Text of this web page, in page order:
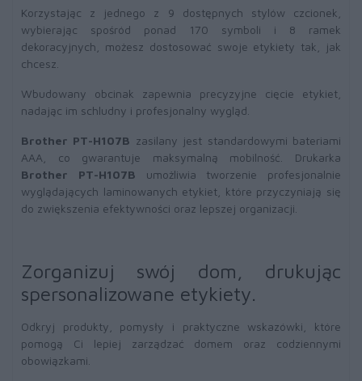
Korzystając z jednego z 9 dostępnych stylów czcionek,
wybierając spośród ponad 170 symboli i 8 ramek
dekoracyjnych, możesz dostosować swoje etykiety tak, jak
chcesz.
Wbudowany obcinak zapewnia precyzyjne cięcie etykiet,
nadając im schludny i profesjonalny wygląd.
Brother PT-H107B zasilany jest standardowymi bateriami
AAA, co gwarantuje maksymalną mobilność. Drukarka
Brother PT-H107B umożliwia tworzenie profesjonalnie
wyglądających laminowanych etykiet, które przyczyniają się
do zwiększenia efektywności oraz lepszej organizacji.
Zorganizuj swój dom, drukując
spersonalizowane etykiety.
Odkryj produkty, pomysły i praktyczne wskazówki, które
pomogą Ci lepiej zarządzać domem oraz codziennymi
obowiązkami.